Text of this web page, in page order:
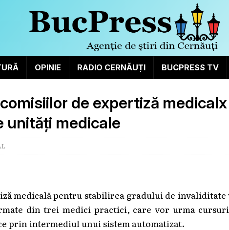
OPINIE RADIO CERNĂUȚI BUCPRESS TV
de expertiză medicalх
unități medicale
medicală pentru stabilirea gradului de invaliditate
din trei medici practici, care vor urma
prin intermediul unui sistem automatizat.